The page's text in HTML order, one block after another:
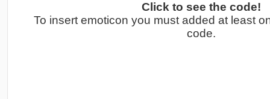
Click to see the code!
To insert emoticon you must added at least
code.